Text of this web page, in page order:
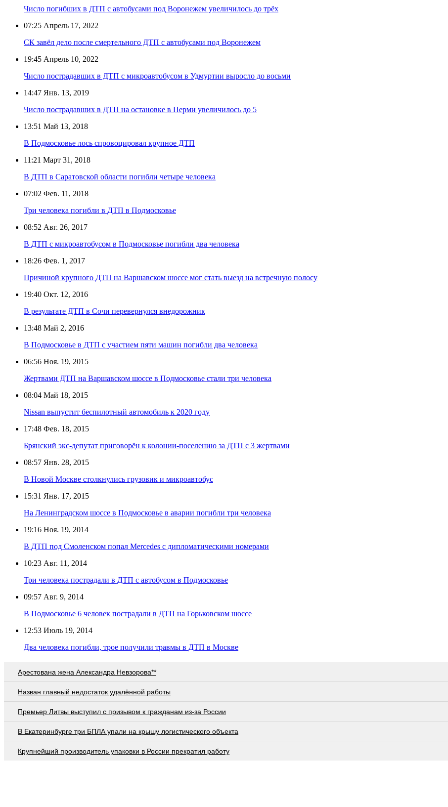
Число погибших в ДТП с автобусами под Воронежем увеличилось до трёх
07:25 Апрель 17, 2022
СК завёл дело после смертельного ДТП с автобусами под Воронежем
19:45 Апрель 10, 2022
Число пострадавших в ДТП с микроавтобусом в Удмуртии выросло до восьми
14:47 Янв. 13, 2019
Число пострадавших в ДТП на остановке в Перми увеличилось до 5
13:51 Май 13, 2018
В Подмосковье лось спровоцировал крупное ДТП
11:21 Март 31, 2018
В ДТП в Саратовской области погибли четыре человека
07:02 Фев. 11, 2018
Три человека погибли в ДТП в Подмосковье
08:52 Авг. 26, 2017
В ДТП с микроавтобусом в Подмосковье погибли два человека
18:26 Фев. 1, 2017
Причиной крупного ДТП на Варшавском шоссе мог стать выезд на встречную полосу
19:40 Окт. 12, 2016
В результате ДТП в Сочи перевернулся внедорожник
13:48 Май 2, 2016
В Подмосковье в ДТП с участием пяти машин погибли два человека
06:56 Ноя. 19, 2015
Жертвами ДТП на Варшавском шоссе в Подмосковье стали три человека
08:04 Май 18, 2015
Nissan выпустит беспилотный автомобиль к 2020 году
17:48 Фев. 18, 2015
Брянский экс-депутат приговорён к колонии-поселению за ДТП с 3 жертвами
08:57 Янв. 28, 2015
В Новой Москве столкнулись грузовик и микроавтобус
15:31 Янв. 17, 2015
На Ленинградском шоссе в Подмосковье в аварии погибли три человека
19:16 Ноя. 19, 2014
В ДТП под Смоленском попал Mercedes с дипломатическими номерами
10:23 Авг. 11, 2014
Три человека пострадали в ДТП с автобусом в Подмосковье
09:57 Авг. 9, 2014
В Подмосковье 6 человек пострадали в ДТП на Горьковском шоссе
12:53 Июль 19, 2014
Два человека погибли, трое получили травмы в ДТП в Москве
Арестована жена Александра Невзорова**
Назван главный недостаток удалённой работы
Премьер Литвы выступил с призывом к гражданам из-за России
В Екатеринбурге три БПЛА упали на крышу логистического объекта
Крупнейший производитель упаковки в России прекратил работу